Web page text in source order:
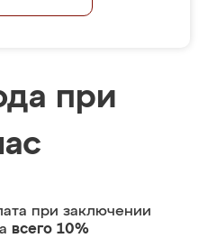
при
при заключении
всего 10%